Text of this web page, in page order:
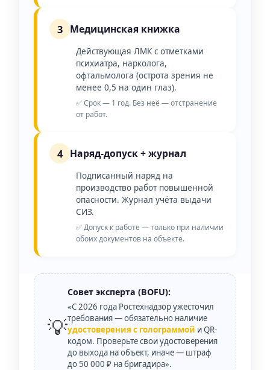
3 Медицинская книжка
Действующая ЛМК с отметками
психиатра, нарколога,
офтальмолога (острота зрения не
менее 0,5 на один глаз).
✅ Срок — 1 год. Без неё — отстранение
от работ.
4 Наряд-допуск + журнал
Подписанный наряд на
производство работ повышенной
опасности. Журнал учёта выдачи
СИЗ.
✅ Допуск к работе — только при наличии
обоих документов на объекте.
💡
Совет эксперта (BOFU):
«С 2026 года Ростехнадзор ужесточил
требования — обязательно наличие
удостоверения с голограммой и QR-
кодом. Проверьте свои удостоверения
до выхода на объект, иначе — штраф
до 50 000 ₽ на бригадира».